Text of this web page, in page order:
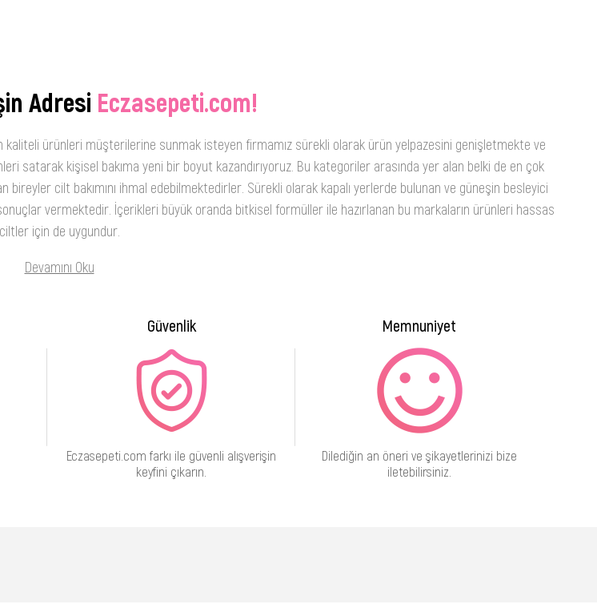
Adresi Eczasepeti.com!
kaliteli ürünleri müşterilerine sunmak isteyen firmamız sürekli olarak ürün yelpazesini genişletmekte ve
satarak kişisel bakıma yeni bir boyut kazandırıyoruz. Bu kategoriler arasında yer alan belki de en çok
cilt bakımını ihmal edebilmektedirler. Sürekli olarak kapalı yerlerde bulunan ve güneşin besleyici
vermektedir. İçerikleri büyük oranda bitkisel formüller ile hazırlanan bu markaların ürünleri hassas
ciltler için de uygundur.
Devamını Oku
Güvenlik
Eczasepeti.com farkı ile güvenli alışverişin
keyfini çıkarın.
Memnuniyet
Dilediğin an öneri ve şikayetlerinizi bize
iletebilirsiniz.